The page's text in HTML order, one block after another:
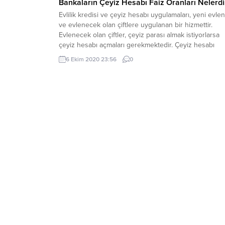
Bankaların Çeyiz Hesabı Faiz Oranları
Evlilik kredisi ve çeyiz hesabı uygulamaları, yeni
ve evlenecek olan çiftlere uygulanan bir hizmettir.
Evlenecek olan çiftler, çeyiz parası almak istiyorlarsa
çeyiz hesabı açmaları gerekmektedir. Çeyiz hesabı
açıldığında, bu hesap üzerinden birikim yapılması ön
koşuldur. Bundan dolayı evlenme arifesinde olan
6 Ekim 2020 23:56 0